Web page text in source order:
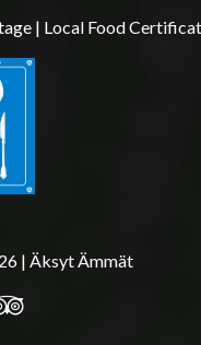
| Local Food
| Äksyt Ämmät